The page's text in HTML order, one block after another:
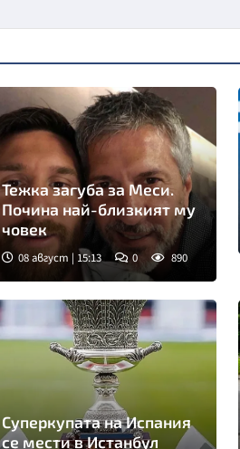
Снимка: Инстаграм
Тежка загуба за Меси.
Почина най-близкият му
човек
08 август | 15:13 0 890
Суперкупата на Испания
се мести в Истанбул